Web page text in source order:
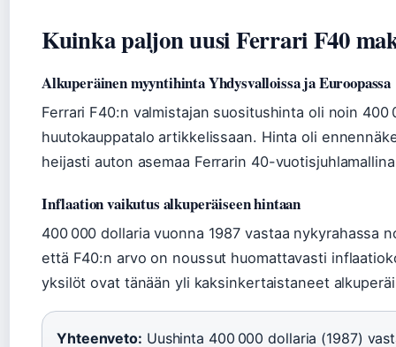
Kuinka paljon uusi Ferrari F40
Alkuperäinen myyntihinta Yhdysvalloissa ja Euroopassa
Ferrari F40:n valmistajan suositushinta oli noin 400
huutokauppatalo artikkelissaan. Hinta oli
heijasti auton asemaa Ferrarin 40-
Inflaation vaikutus alkuperäiseen hintaan
400 000 dollaria vuonna 1987 vastaa nykyrahassa
että F40:n arvo on noussut huomattavasti
yksilöt ovat tänään yli kaksinkertaistaneet
Yhteenveto: Uushinta 400 000 dollaria (1987)